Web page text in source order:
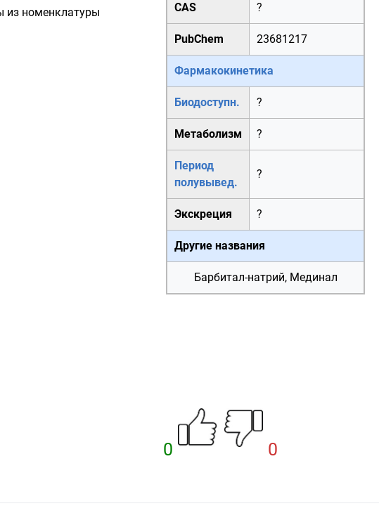
CAS ?
PubChem 23681217
Фармакокинетика
Биодоступн. ?
Метаболизм ?
Период
полувывед.
?
Экскреция ?
Другие названия
Барбитал-натрий, Мединал
из номенклатуры
0 0